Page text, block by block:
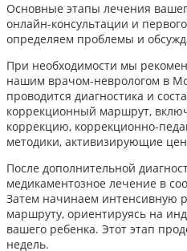
Основные этапы лечения
онлайн-консультации и
определяем проблемы и
При необходимости мы
нашим врачом-неврологом в
проводится диагностика и
коррекционный маршрут,
коррекцию, коррекционно-
методики, активизирующие
После дополнительной
медикаментозное лечение в
Затем начинаем интенсивную
маршруту, ориентируясь на
вашего ребенка. Этот этап
недель.